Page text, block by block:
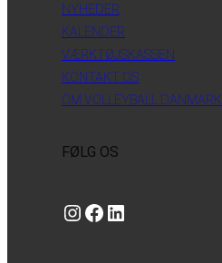
NYHEDER
KALENDER
VÆRKTØJSKASSEN
KONTAKT OS
OM VOLLEYBALL DANMARK
FØLG OS
Instagram https://www.facebook.com/danishbeachvolleytour LinkedIn